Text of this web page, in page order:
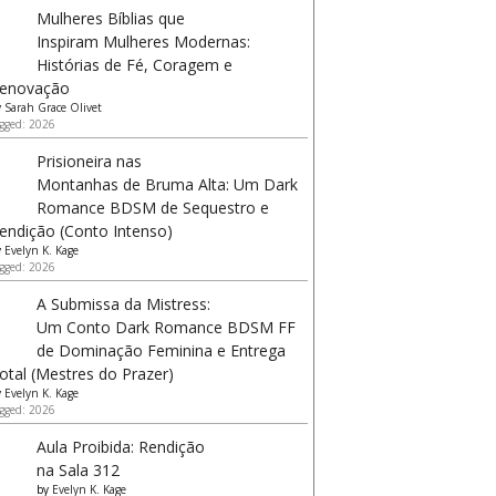
Mulheres Bíblias que
Inspiram Mulheres Modernas:
Histórias de Fé, Coragem e
Sarah Grace Olivet
2026
Prisioneira nas
Montanhas de Bruma Alta: Um Dark
Romance BDSM de Sequestro e
(Conto Intenso)
Evelyn K. Kage
2026
A Submissa da Mistress:
Um Conto Dark Romance BDSM FF
de Dominação Feminina e Entrega
(Mestres do Prazer)
Evelyn K. Kage
2026
Aula Proibida: Rendição
na Sala 312
by Evelyn K. Kage